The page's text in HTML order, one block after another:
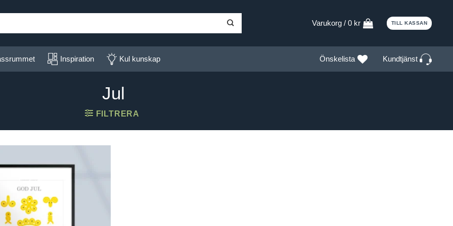
Varukorg / 0 kr TILL KASSAN
Inspiration Kul kunskap Önskelista Kundtjänst
Jul
FILTRERA